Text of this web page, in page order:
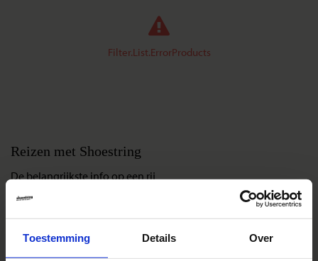
Toestemming Details Over
Filter.List.ErrorProducts
Reizen met Shoestring
De belangrijkste info op een rij
Bestemmingen
Duurzaam reizen
Reis- en annuleringsvoorwaarden